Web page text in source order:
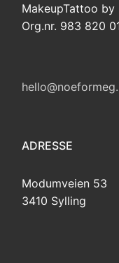
MakeupTattoo
Org.nr. 983 820
ADRESSE
Modumveien 53
3410 Sylling